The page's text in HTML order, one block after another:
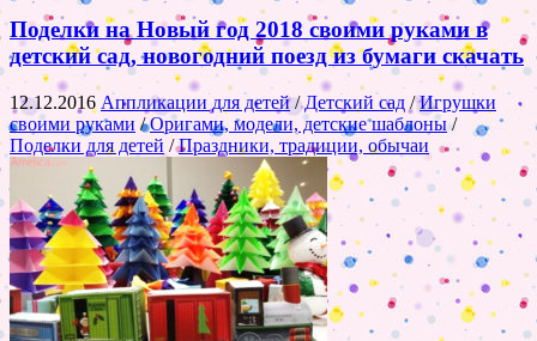
Поделки на Новый год 2018 своими руками в
детский сад, новогодний поезд из бумаги скачать
12.12.2016 Аппликации для детей/Детский сад /Игрушки
своими руками/Оригами, модели, детские шаблоны/
Поделки для детей /Праздники, традиции, обычаи